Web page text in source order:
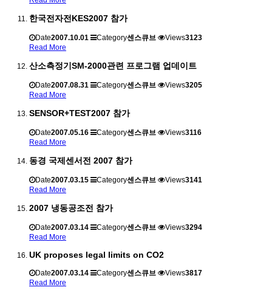
한국전자전KES2007 참가
Date2007.10.01 Category센스큐브 Views3123
Read More
산소측정기SM-2000관련 프로그램 업데이트
Date2007.08.31 Category센스큐브 Views3205
Read More
SENSOR+TEST2007 참가
Date2007.05.16 Category센스큐브 Views3116
Read More
동경 국제센서전 2007 참가
Date2007.03.15 Category센스큐브 Views3141
Read More
2007 냉동공조전 참가
Date2007.03.14 Category센스큐브 Views3294
Read More
UK proposes legal limits on CO2
Date2007.03.14 Category센스큐브 Views3817
Read More